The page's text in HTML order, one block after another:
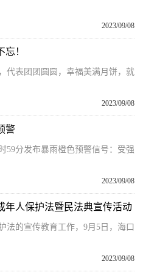
2023/09/08
！
代表团团圆圆，幸福美满月饼，就
2023/09/08
警
59分发布暴雨橙色预警信号：受强
2023/09/08
年人保护法暨民法典宣传活动
法的宣传教育工作，9月5日，海口
2023/09/08